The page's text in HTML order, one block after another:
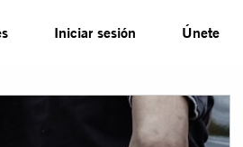
Iniciar sesión Únete